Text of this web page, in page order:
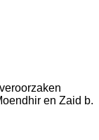
en Zaid b.